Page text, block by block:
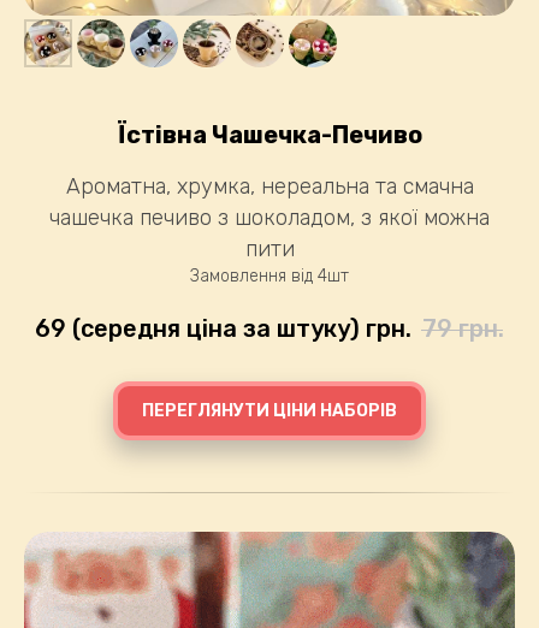
Їстівна Чашечка-Печиво
Ароматна, хрумка, нереальна та смачна
чашечка печиво з шоколадом, з якої можна
пити
Замовлення від 4шт
69 (середня ціна за штуку) грн. 79 грн.
ПЕРЕГЛЯНУТИ ЦІНИ НАБОРІВ